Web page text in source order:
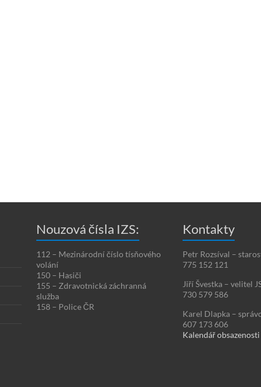
Nouzová čísla IZS:
112 – Mezinárodní číslo tísňového
volání
150 – Hasiči
155 – Zdravotnická záchranná
služba
158 – Police ČR
Kontakty
Petr Rozsíval –
775 152 121
Jiří Švestka – velitel
730 579 586
Karel Dlapka –
607 173 606
Kalendář